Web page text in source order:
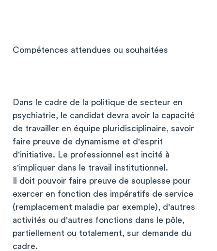
Compétences attendues ou souhaitées
Dans le cadre de la politique de secteur en
psychiatrie, le candidat devra avoir la capacité
de travailler en équipe pluridisciplinaire, savoir
faire preuve de dynamisme et d'esprit
d'initiative. Le professionnel est incité à
s'impliquer dans le travail institutionnel.
Il doit pouvoir faire preuve de souplesse pour
exercer en fonction des impératifs de service
(remplacement maladie par exemple), d'autres
activités ou d'autres fonctions dans le pôle,
partiellement ou totalement, sur demande du
cadre.